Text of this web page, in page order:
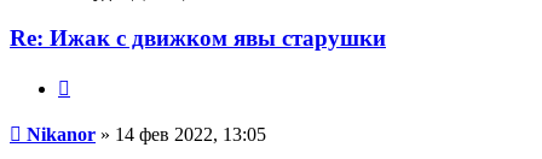
Re: Ижак с движком явы старушки
Сообщение
Nikanor » 14 фев 2022, 13:05